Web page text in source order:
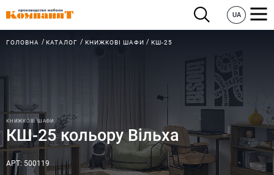
UA
ГОЛОВНА КАТАЛОГ КНИЖКОВІ ШАФИ КШ-25
КНИЖКОВІ ШАФИ
КШ-25 кольору Вільха
АРТ: 500119